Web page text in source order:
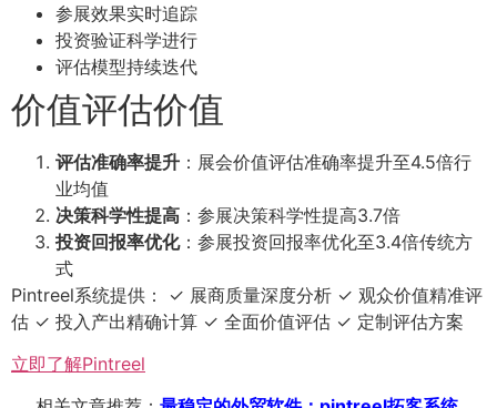
参展效果实时追踪
投资验证科学进行
评估模型持续迭代
价值评估价值
评估准确率提升 ：展会价值评估准确率提升至4.5倍行
业均值
决策科学性提高 ：参展决策科学性提高3.7倍
投资回报率优化：参展投资回报率优化至3.4倍传统方
式
Pintreel系统提供： ✓ 展商质量深度分析 ✓ 观众价值精准评
估 ✓ 投入产出精确计算 ✓ 全面价值评估 ✓ 定制评估方案
立即了解Pintreel